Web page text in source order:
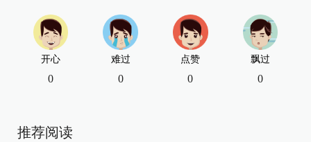
开心
0
难过
0
点赞
0
飘过
0
推荐阅读